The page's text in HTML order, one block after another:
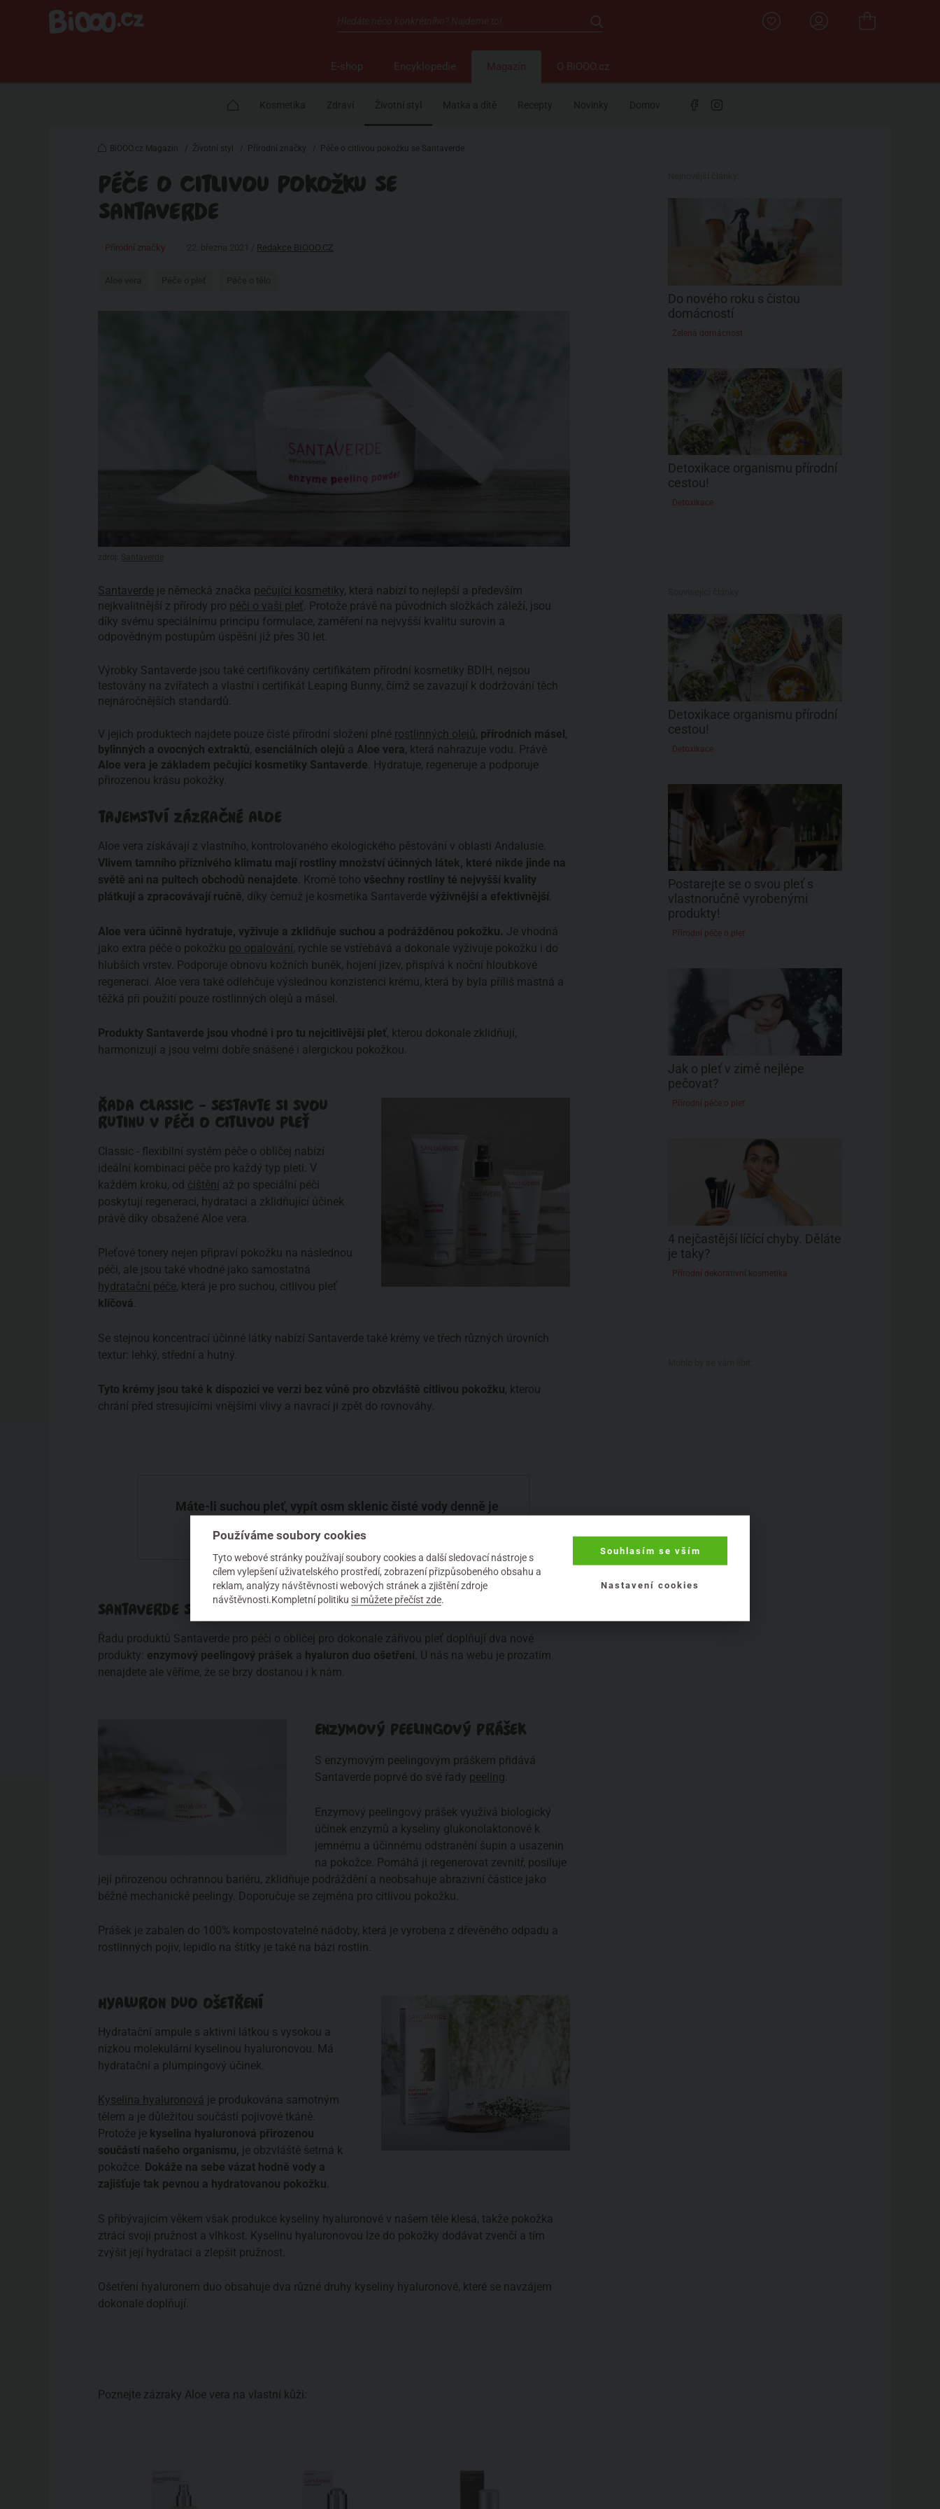
E-shop Encyklopedie Magazín O BiOOO.cz
Kosmetika Zdraví Životní styl Matka a dítě Recepty Novinky Domov
BiOOO.cz Magazin / Životní styl / Přírodní značky / Péče o citlivou pokožku se Santaverde
PÉČE O CITLIVOU POKOŽKU SE
SANTAVERDE
Přírodní značky Redakce BIOOO.CZ
Aloe vera Péče o pleť Péče o tělo
Santaverde je německá značka pečující kosmetiky, která nabízí to nejlepší a především
nejkvalitnější z přírody pro péči o vaši pleť
. Protože právě na původních složkách záleží, jsou
díky svému speciálnímu principu formulace, zaměření na nejvyšší kvalitu surovin a
odpovědným postupům úspěšní již přes 30 let.
Výrobky Santaverde jsou také certifikovány certifikátem přírodní kosmetiky BDIH, nejsou
testovány na zvířatech a vlastní i certifikát Leaping Bunny, čímž se zavazují k dodržování těch
nejnáročnějších standardů.
V jejich produktech najdete pouze čisté přírodní složení plné rostlinných olejů, přírodních másel ,
bylinných a ovocných extraktů, esenciálních olejů a Aloe vera, která nahrazuje vodu. Právě
Aloe vera je základem pečující kosmetiky Santaverde . Hydratuje, regeneruje a podporuje
přirozenou krásu pokožky.
TAJEMSTVÍ ZÁZRAČNÉ ALOE
Aloe vera získávají z vlastního, kontrolovaného ekologického pěstování v oblasti Andalusie.
Vlivem tamního příznivého klimatu mají rostliny množství účinných látek, které nikde jinde na
světě ani na pultech obchodů nenajdete . Kromě toho všechny rostliny té nejvyšší kvality
plátkují a zpracovávají ručně, díky čemuž je kosmetika Santaverde výživnější a efektivnější
Aloe vera účinně hydratuje, vyživuje a zklidňuje suchou a podrážděnou pokožku. Je vhodná
jako extra péče o pokožku po opalování , rychle se vstřebává a dokonale vyživuje pokožku i do
hlubších vrstev. Podporuje obnovu kožních buněk, hojení jizev, přispívá k noční hloubkové
regeneraci. Aloe vera také odlehčuje výslednou konzistenci krému, která by byla příliš mastná a
těžká při použití pouze rostlinných olejů a másel.
Produkty Santaverde jsou vhodné i pro tu nejcitlivější pleť, kterou dokonale zklidňují,
harmonizují a jsou velmi dobře snášené i alergickou pokožkou.
ŘADA CLASSIC - SESTAVTE SI SVOU
RUTINU V PÉČI O CITLIVOU PLEŤ
Classic - flexibilní systém péče o obličej nabízí
ideální kombinaci péče pro každý typ pleti. V
každém kroku, od čištění až po speciální péči
poskytují regeneraci, hydrataci a zklidňující účinek
právě díky obsažené Aloe vera.
Pleťové tonery nejen připraví pokožku na následnou
péči, ale jsou také vhodné jako samostatná
hydratační péče, která je pro suchou, citlivou pleť
klíčová
Se stejnou koncentrací účinné látky nabízí Santaverde také krémy ve třech různých úrovních
textur: lehký, střední a hutný.
Tyto krémy jsou také k dispozici ve verzi bez vůně pro obzvláště citlivou pokožku, kterou
chrání před stresujícími vnějšími vlivy a navrací ji zpět do rovnováhy.
Máte-li suchou pleť, vypít osm sklenic čisté vody denně je
SANTAVERDE SVĚTU PŘEDSTAVILA NOVINKU
Řadu produktů Santaverde pro péči o obličej pro dokonale zářivou pleť doplňují dva nové
produkty: enzymový peelingový prášek a hyaluron duo ošetření . U nás na webu je prozatím
nenajdete ale věříme, že se brzy dostanou i k nám.
ENZYMOVÝ PEELINGOVÝ PRÁŠEK
S enzymovým peelingovým práškem přidává
Santaverde poprvé do své řady peeling
Enzymový peelingový prášek využívá biologický
účinek enzymů a kyseliny glukonolaktonové k
jemnému a účinnému odstranění šupin a usazenin
na pokožce. Pomáhá ji regenerovat zevnitř, posiluje
její přirozenou ochrannou bariéru, zklidňuje podráždění a neobsahuje abrazivní částice jako
běžné mechanické peelingy. Doporučuje se zejména pro citlivou pokožku.
Prášek je zabalen do 100% kompostovatelné nádoby, která je vyrobena z dřevěného odpadu a
rostlinných pojiv, lepidlo na štítky je také na bázi rostlin.
HYALURON DUO OŠETŘENÍ
Hydratační ampule s aktivní látkou s vysokou a
nízkou molekulární kyselinou hyaluronovou. Má
hydratační a plumpingový účinek.
Kyselina hyaluronová je produkována samotným
tělem a je důležitou součástí pojivové tkáně.
Protože je kyselina hyaluronová přirozenou
součástí našeho organismu, je obzvláště šetrná k
pokožce.
Dokáže na sebe vázat hodně vody a
zajišťuje tak pevnou a hydratovanou pokožku
S přibývajícím věkem však produkce kyseliny hyaluronové v našem těle klesá, takže pokožka
ztrácí svoji pružnost a vlhkost. Kyselinu hyaluronovou lze do pokožky dodávat zvenčí a tím
zvýšit její hydrataci a zlepšit pružnost.
Ošetření hyaluronem duo obsahuje dva různé druhy kyseliny hyaluronové, které se navzájem
dokonale doplňují.
Poznejte zázraky Aloe vera na vlastní kůži:
Do nového roku s čistou
domácností
Zelená domácnost
Detoxikace organismu přírodní
cestou!
Detoxikace
Detoxikace organismu přírodní
cestou!
Detoxikace
Postarejte se o svou pleť s
vlastnoručně vyrobenými
produkty!
Přírodní péče o pleť
Jak o pleť v zimě nejlépe
pečovat?
Přírodní péče o pleť
4 nejčastější líčící chyby. Děláte
je taky?
Přírodní dekorativní kosmetika
Používáme soubory cookies
Tyto webové stránky používají soubory cookies a další sledovací nástroje s
cílem vylepšení uživatelského prostředí, zobrazení přizpůsobeného obsahu a
reklam, analýzy návštěvnosti webových stránek a zjištění zdroje
návštěvnosti.Kompletní politiku si můžete přečíst zde.
Souhlasím se vším
Nastavení cookies